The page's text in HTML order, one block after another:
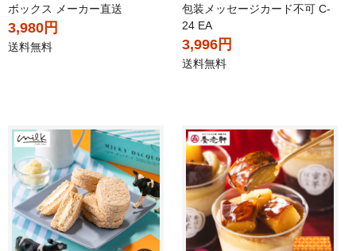
ボックス メーカー直送
3,980円
送料無料
包装メッセージカード不可 C-
24 EA
3,996円
送料無料